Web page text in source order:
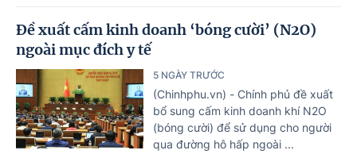
Đề xuất cấm kinh doanh ‘bóng cười’ (N2O)
ngoài mục đích y tế
5 NGÀY TRƯỚC
(Chinhphu.vn) - Chính phủ đề xuất
bổ sung cấm kinh doanh khí N2O
(bóng cười) để sử dụng cho người
qua đường hô hấp ngoài ...